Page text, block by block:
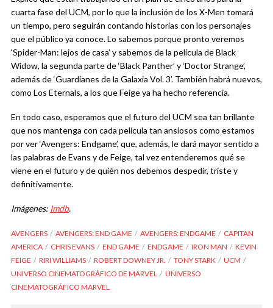
cuarta fase del UCM, por lo que la inclusión de los X-Men tomará
un tiempo, pero seguirán contando historias con los personajes
que el público ya conoce. Lo sabemos porque pronto veremos
‘Spider-Man: lejos de casa’ y sabemos de la película de Black
Widow, la segunda parte de ‘Black Panther’ y ‘Doctor Strange’,
además de ‘Guardianes de la Galaxia Vol. 3’. También habrá nuevos,
como Los Eternals, a los que Feige ya ha hecho referencia.
En todo caso, esperamos que el futuro del UCM sea tan brillante
que nos mantenga con cada película tan ansiosos como estamos
por ver ‘Avengers: Endgame’, que, además, le dará mayor sentido a
las palabras de Evans y de Feige, tal vez entenderemos qué se
viene en el futuro y de quién nos debemos despedir, triste y
definitivamente.
Imágenes: Imdb.
AVENGERS AVENGERS: END GAME AVENGERS: ENDGAME
CAPITAN
AMERICA
CHRIS EVANS END GAME ENDGAME IRON MAN
KEVIN
FEIGE
RIRI WILLIAMS ROBERT DOWNEY JR. TONY STARK
UCM
UNIVERSO CINEMATOGRÁFICO DE MARVEL
UNIVERSO
CINEMATOGRÁFICO MARVEL